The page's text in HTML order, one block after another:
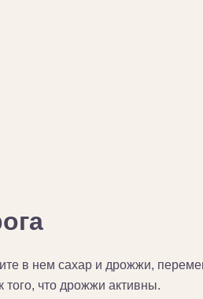
в нем сахар и дрожжи,
что дрожжи активны.